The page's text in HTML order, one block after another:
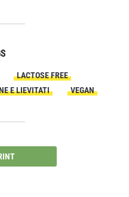
LACTOSE FREE
E LIEVITATI VEGAN